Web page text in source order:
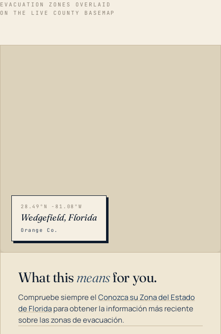
EVACUATION ZONES OVERLAID
ON THE LIVE COUNTY BASEMAP
28.49°N -81.08°W
Wedgefield, Florida
Orange Co.
What this meansfor you.
Compruebe siempre elConozca su Zona del Estado
de Floridapara obtener la información más reciente
sobre las zonas de evacuación.